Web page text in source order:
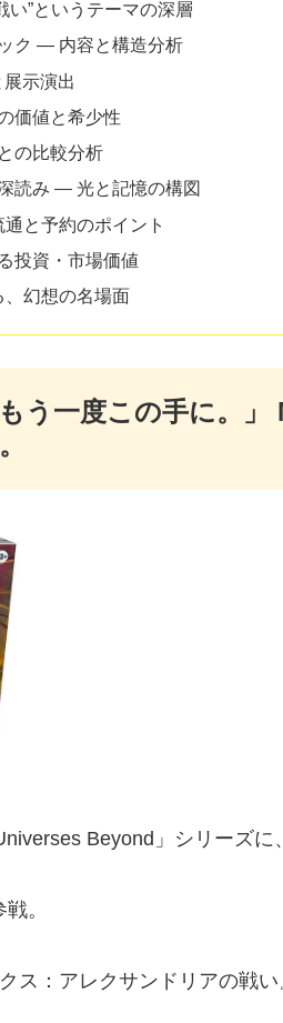
い”というテーマの深層
ク — 内容と構造分析
示演出
価値と希少性
の比較分析
読み — 光と記憶の構図
と予約のポイント
投資・市場価値
幻想の名場面
う一度この手に。
Beyond」シリーズに、
。
ス：アレクサンドリアの戦い